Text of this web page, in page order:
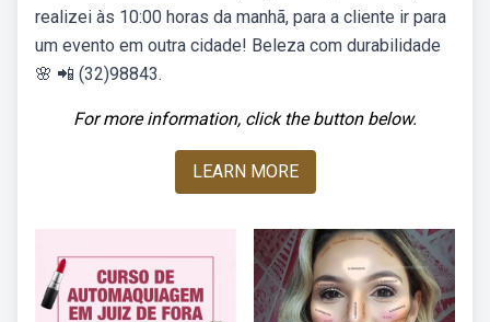
realizei às 10:00 horas da manhã, para a cliente ir para
um evento em outra cidade! Beleza com durabilidade
🌸 📲 (32)98843.
For more information, click the button below.
LEARN MORE